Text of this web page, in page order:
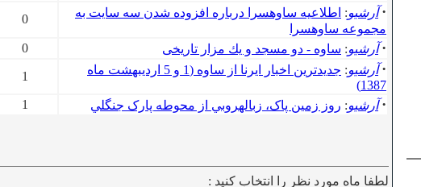
· آرشيو: اطلاعيه ساوه​سرا درباره افزوده شدن سه سايت به
مجموعه ساوه​سرا
0
· آرشيو: ساوه - دو مسجد و يك مزار تاريخى 0
· آرشيو:
جديدترين اخبار ايرنا از ساوه (1 و 5 ارديبهشت ماه
1387)
1
· آرشيو: روز زمين پاک، زباله​روبي از محوطه پارک جنگلي 1
لطفا ماه مورد نظر را انتخاب کنید :